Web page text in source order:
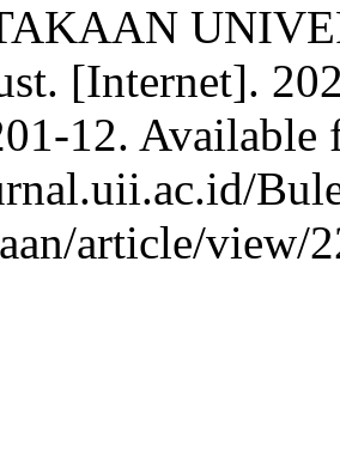
[Internet].
12. Available
article/view/